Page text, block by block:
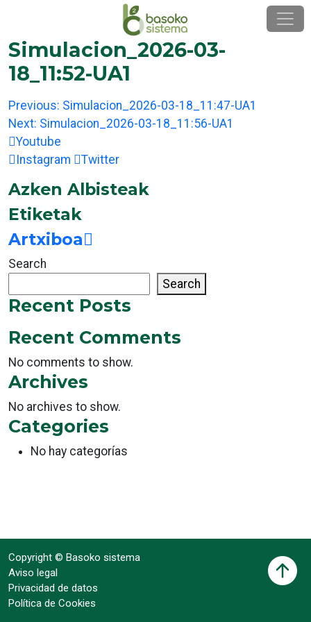
content
Simulacion_2026-03-
18_11:52-UA1
Post
navigation
Previous: Simulacion_2026-03-18_11:47-UA1
Next: Simulacion_2026-03-18_11:56-UA1
Youtube
Instagram
Twitter
Azken Albisteak
Etiketak
Artxiboa
Search
Search
Recent Posts
Recent Comments
No comments to show.
Archives
No archives to show.
Categories
No hay categorías
Copyright © Basoko sistema
Aviso legal
Privacidad de datos
Política de Cookies